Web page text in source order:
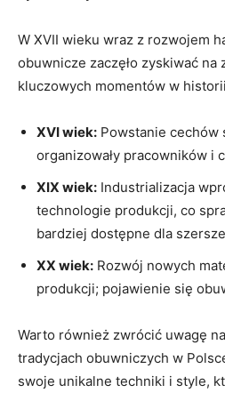
W XVII wieku wraz z rozwojem
obuwnicze zaczęło zyskiwać na
kluczowych momentów w
XVI wiek: Powstanie cechów
organizowały pracowników i
XIX wiek: Industrializacja
technologie produkcji, co
bardziej dostępne dla
XX wiek: Rozwój nowych
produkcji; pojawienie się
Warto również zwrócić uwagę
tradycjach obuwniczych w
swoje unikalne techniki i style,